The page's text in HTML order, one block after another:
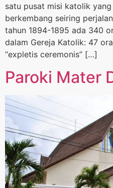
satu pusat misi katolik
berkembang seiring
tahun 1894-1895 ada 340
dalam Gereja Katolik: 47
“expletis ceremonis” […]
Paroki Mater